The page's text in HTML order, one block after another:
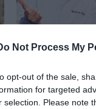
Not Process My
opt-out of the sale,
for targeted
selection. Please note
Ο Tom
χιούμορ